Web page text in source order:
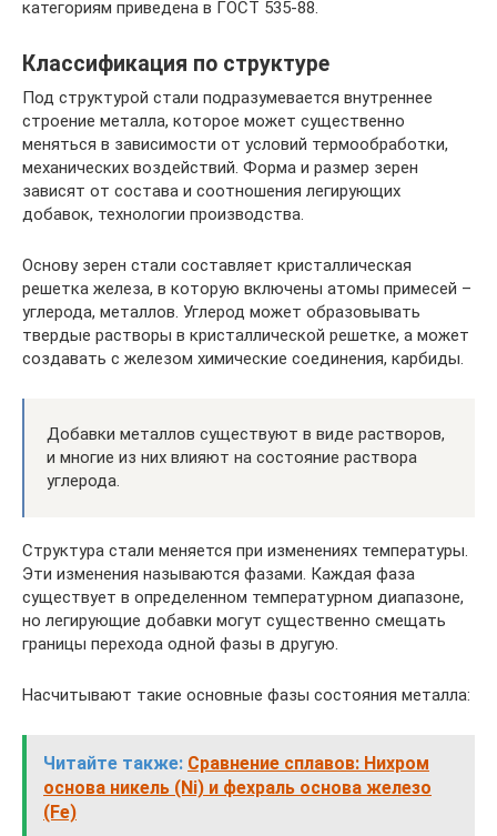
категориям приведена в ГОСТ 535-88.
Классификация по структуре
Под структурой стали подразумевается внутреннее
строение металла, которое может существенно
меняться в зависимости от условий термообработки,
механических воздействий. Форма и размер зерен
зависят от состава и соотношения легирующих
добавок, технологии производства.
Основу зерен стали составляет кристаллическая
решетка железа, в которую включены атомы примесей –
углерода, металлов. Углерод может образовывать
твердые растворы в кристаллической решетке, а может
создавать с железом химические соединения, карбиды.
Добавки металлов существуют в виде растворов,
и многие из них влияют на состояние раствора
углерода.
Структура стали меняется при изменениях температуры.
Эти изменения называются фазами. Каждая фаза
существует в определенном температурном диапазоне,
но легирующие добавки могут существенно смещать
границы перехода одной фазы в другую.
Насчитывают такие основные фазы состояния металла:
Читайте также: Сравнение сплавов: Нихром
основа никель (Ni) и фехраль основа железо
(Fe)